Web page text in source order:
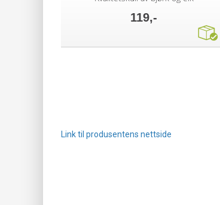
119,-
Link til produsentens nettside